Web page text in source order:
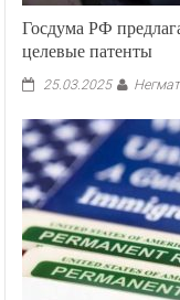
Госдума РФ
целевые патенты
25.03.2025